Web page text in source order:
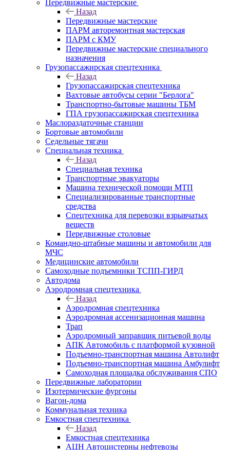
Передвижные мастерские
Назад
Передвижные мастерские
ПАРМ авторемонтная мастерская
ПАРМ с КМУ
Передвижные мастерские специального
назначения
Грузопассажирская спецтехника
Назад
Грузопассажирская спецтехника
Вахтовые автобусы серии "Берлога"
Транспортно-бытовые машины ТБМ
ГПА грузопассажирская спецтехника
Маслораздаточные станции
Бортовые автомобили
Седельные тягачи
Специальная техника
Назад
Специальная техника
Транспортные эвакуаторы
Машина технической помощи МТП
Специализированные транспортные
средства
Спецтехника для перевозки взрывчатых
веществ
Передвижные столовые
Командно-штабные машины и автомобили для
МЧС
Медицинские автомобили
Самоходные подъемники ТСПП-ГИРД
Автодома
Аэродромная спецтехника
Назад
Аэродромная спецтехника
Аэродромная ассенизационная машина
Трап
Аэродромный заправщик питьевой воды
АПК Автомобиль с платформой кузовной
Подъемно-транспортная машина Автолифт
Подъемно-транспортная машина Амбулифт
Самоходная площадка обслуживания СПО
Передвижные лаборатории
Изотермические фургоны
Вагон-дома
Коммунальная техника
Емкостная спецтехника
Назад
Емкостная спецтехника
АЦН Автоцистерны нефтевозы